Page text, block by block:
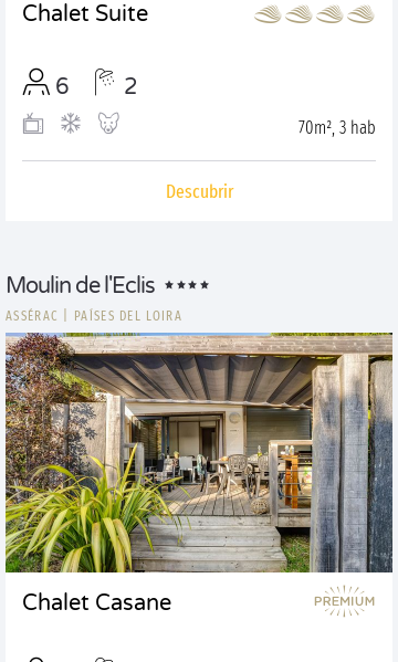
Chalet Suite
6 2
70m², 3 hab
Descubrir
Moulin de l'Eclis
ASSÉRAC PAÍSES DEL LOIRA
Chalet Casane